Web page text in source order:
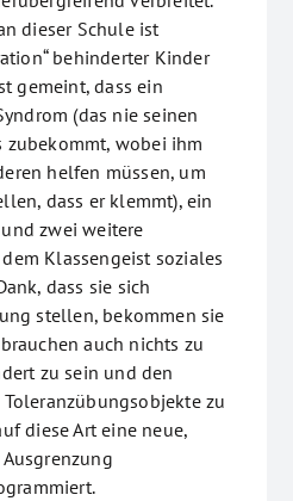
dieser Schule ist
behinderter Kinder
gemeint, dass ein
(das nie seinen
zubekommt, wobei ihm
helfen müssen, um
dass er klemmt), ein
zwei weitere
Klassengeist soziales
dass sie sich
stellen, bekommen sie
auch nichts zu
zu sein und den
zu
diese Art eine neue,